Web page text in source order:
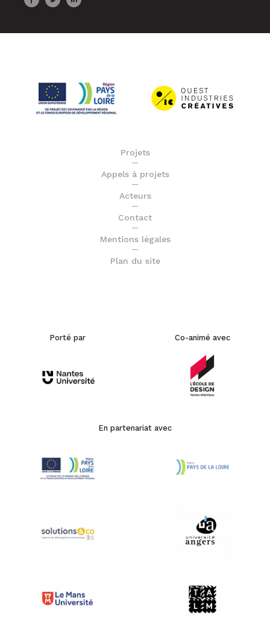
Projets
Appels à projets
Acteurs
Contact
Mentions légales
Plan du site
Porté par Co-animé avec
En partenariat avec